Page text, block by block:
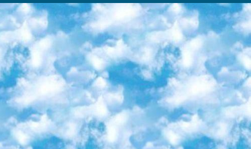
национального исследовательского университета информационных технологий, механики и оптики (ИТМО). Ресурс предоставляет свободный доступ к курсам, разработанным в этом вузе. Каталог материалов разбит на четыре категории: «Оптические системы и технологии», «Приборостроение и робототехника», «Информационные технологии» и «Биотехнологии». Курсы состоят из видеолекций, интерактивных демонстраций и заданий. 5. «КиберЛенинка» Электронная научная библиотека открытого доступа. Каталог площадки регулярно обрастает текстами статей из различных научных изданий. Сгруппированные по журналам и рубрикам публикации можно читать онлайн или скачивать целиком в PDF-формате. Проект нацелен на популяризацию науки за счёт открытого доступа к качественной информации. 6. «ПостНаука» На этом ресурсе публикуют подборки видеолекций, составленные экспертами из разных отраслей и объединённые общими темами. Среди них, к примеру, есть серии «Биоинформатика и геномика», «Культура средневековой Скандинавии» и Cinema Studies о теории кино. Каждая подборка лекций — логически связанная история, рассказанная экспертом от первого лица. Кроме того, на сайте появляются научно-образовательные статьи и тесты на разные темы. 7. «Newочём» Команда проекта «Newочём» отбирает самые интересные тексты из англоязычных СМИ и переводит те из них, за которые голосуют участники сообщества «ВКонтакте». По большей части это научно-популярные статьи. Редакторы придумывают лишь заголовки, в остальном содержание переводов соответствует оригиналам. Полные тексты можно читать прямо в социальной сети. 8. InternetUrok Онлайн-база материалов по основным дисциплинам школьной программы. Информация на сайте структурирована по классам, предметам и темам (урокам). Каждый урок состоит из видеолекций и конспектов. Есть также интерактивные тренажёры и тесты для закрепления пройденного материала. Даже если вы давно окончили школу, возможность повторить программу старших классов всегда может пригодиться. 9. Edutainme Ещё один ресурс об образовании. В отличие от Newtonew, как мне кажется, Edutainme больше ориентируется на представителей индустрии: педагогов, предпринимателей, разработчиков образовательных проектов. Но и любой, кто просто стремится к саморазвитию, найдёт на сайте много полезного и интересного для себя. Например, информацию о новых курсах и образовательных сервисах. 10. Newtonew Онлайн-медиа об образовании и обучении в широком смысле. Авторы Newtonew пишут об инструментах, заведениях, тактиках и стратегиях, которые помогают учить других и получать новые знания самостоятельно. На этой площадке вы найдёте новости, обзоры, аналитические мат